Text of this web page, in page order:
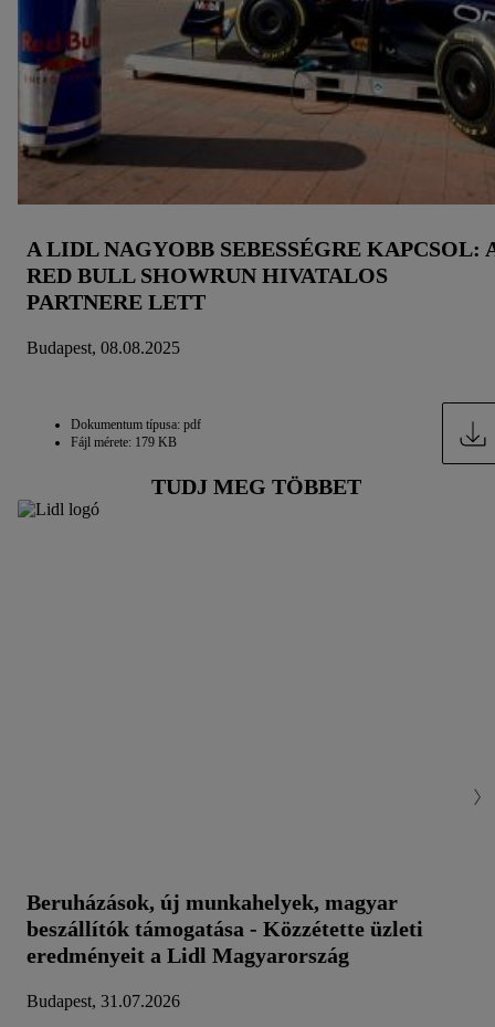
A LIDL NAGYOBB SEBESSÉGRE KAPCSOL:
RED BULL SHOWRUN HIVATALOS
PARTNERE LETT
Budapest, 08.08.2025
Dokumentum típusa: pdf
Fájl mérete: 179 KB
TUDJ MEG TÖBBET
Beruházások, új munkahelyek, magyar
beszállítók támogatása - Közzétette üzleti
eredményeit a Lidl Magyarország
Budapest, 31.07.2026